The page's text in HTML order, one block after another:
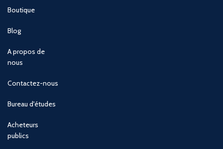
Boutique
Blog
A propos de
nous
Contactez-nous
Bureau d'études
Acheteurs
publics